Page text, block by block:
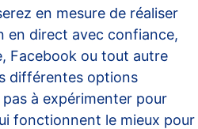
en mesure de réaliser
en direct avec confiance,
Facebook ou tout autre
différentes options
à expérimenter pour
fonctionnent le mieux pour